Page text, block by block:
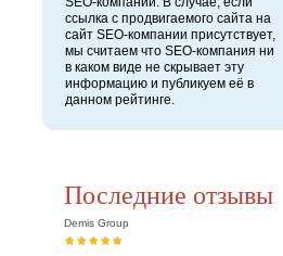
ссылка с продвигаемого сайта на
сайт SEO-компании присутствует,
мы считаем что SEO-компания ни
в каком виде не скрывает эту
информацию и публикуем её в
данном рейтинге.
Последние отзывы
Demis Group